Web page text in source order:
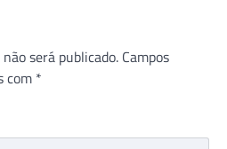
será publicado. Campos
com *